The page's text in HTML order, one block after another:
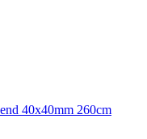
40x40mm 260cm